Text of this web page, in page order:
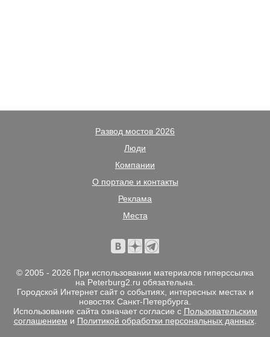
Развод мостов 2026
Люди
Компании
О портале и контакты
Реклама
Места
© 2005 - 2026 При использовании материалов гиперссылка
на Peterburg2.ru обязательна.
Городской Интернет сайт о событиях, интересных местах и
новостях Санкт-Петербурга.
Использование сайта означает согласие с Пользовательским
соглашением и Политикой обработки персональных данных.